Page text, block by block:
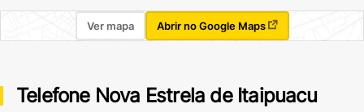
Ver mapa Abrir no Google Maps
Telefone Nova Estrela de Itaipuacu